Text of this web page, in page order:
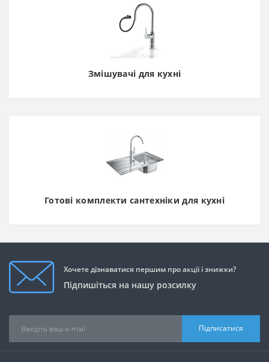
Змішувачі для кухні
Готові комплекти сантехніки для кухні
Хочете дізнаватися першим про акції і знижки?
Підпишіться на нашу розсилку
Підписатися